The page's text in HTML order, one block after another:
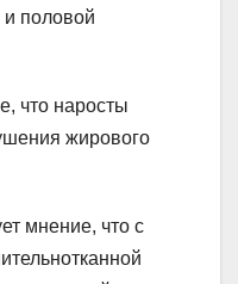
и половой
что наросты
жирового
мнение, что с